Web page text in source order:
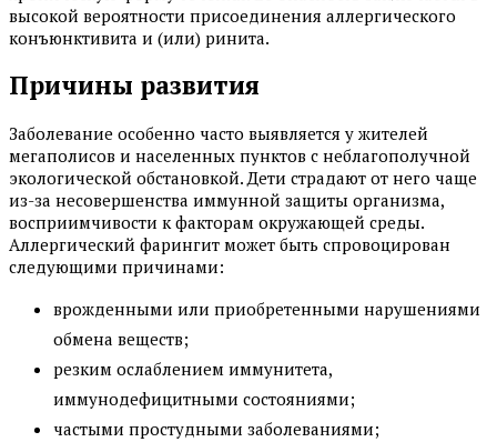
высокой вероятности присоединения аллергического
конъюнктивита и (или) ринита.
Причины развития
Заболевание особенно часто выявляется у жителей
мегаполисов и населенных пунктов с неблагополучной
экологической обстановкой. Дети страдают от него чаще
из-за несовершенства иммунной защиты организма,
восприимчивости к факторам окружающей среды.
Аллергический фарингит может быть спровоцирован
следующими причинами:
врожденными или приобретенными нарушениями
обмена веществ;
резким ослаблением иммунитета,
иммунодефицитными состояниями;
частыми простудными заболеваниями;